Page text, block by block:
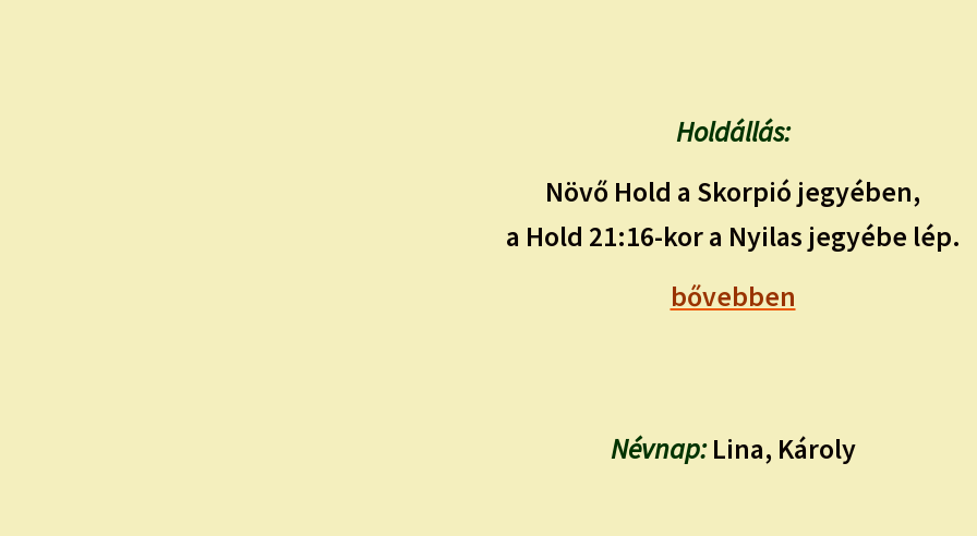
Holdállás:
Növő Hold a Skorpió jegyében,
a Hold 21:16-kor a Nyilas jegyébe lép.
bővebben
Névnap:Lina, Károly